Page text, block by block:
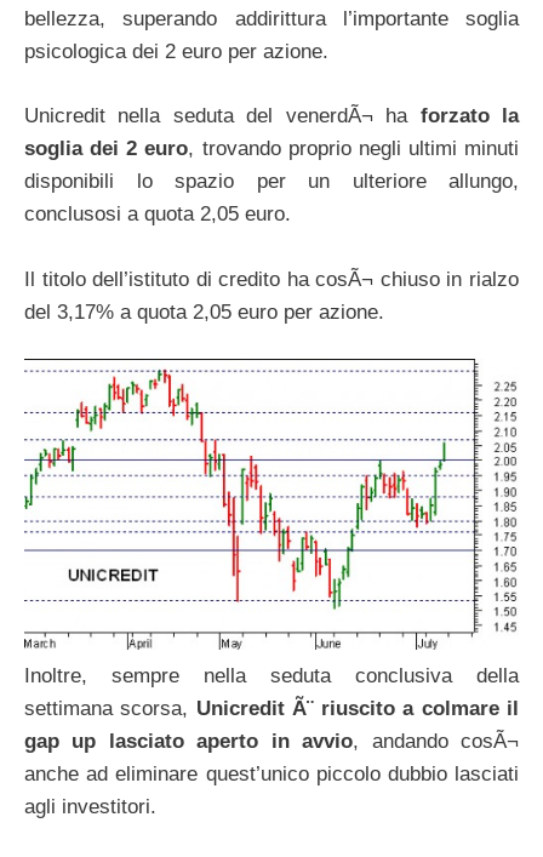
bellezza, superando addirittura l’importante soglia
psicologica dei 2 euro per azione.
Unicredit nella seduta del venerdÃ¬ ha forzato la
soglia dei 2 euro, trovando proprio negli ultimi minuti
disponibili lo spazio per un ulteriore allungo,
conclusosi a quota 2,05 euro.
Il titolo dell’istituto di credito ha cosÃ¬ chiuso in rialzo
del 3,17% a quota 2,05 euro per azione.
Inoltre, sempre nella seduta conclusiva della
settimana scorsa, Unicredit Ã¨ riuscito a colmare il
gap up lasciato aperto in avvio, andando cosÃ¬
anche ad eliminare quest’unico piccolo dubbio lasciati
agli investitori.